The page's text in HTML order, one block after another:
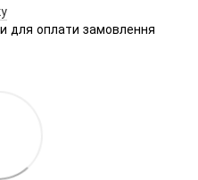
для оплати замовлення